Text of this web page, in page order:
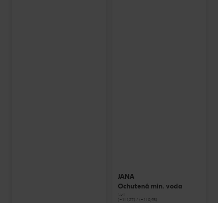
JANA
Ochutená min. voda
1,5 l
(=1 l 1,27) / (=1 l 0,93)